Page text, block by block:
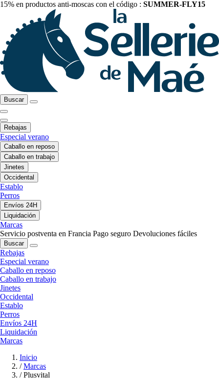
15% en productos anti-moscas con el código : SUMMER-FLY15
Buscar
Rebajas
Especial verano
Caballo en reposo
Caballo en trabajo
Jinetes
Occidental
Establo
Perros
Envíos 24H
Liquidación
Marcas
Servicio postventa en Francia Pago seguro Devoluciones fáciles
Buscar
Rebajas
Especial verano
Caballo en reposo
Caballo en trabajo
Jinetes
Occidental
Establo
Perros
Envíos 24H
Liquidación
Marcas
Inicio
/ Marcas
/ Plusvital